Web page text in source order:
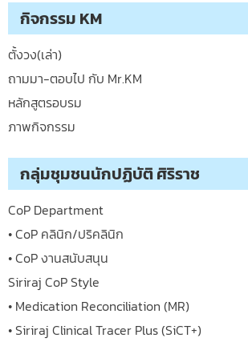
กิจกรรม KM
ตั้งวง(เล่า)
ถามมา-ตอบไป กับ Mr.KM
หลักสูตรอบรม
ภาพกิจกรรม
กลุ่มชุมชนนักปฏิบัติ ศิริราช
CoP Department
• CoP คลินิก/ปริคลินิก
• CoP งานสนับสนุน
Siriraj CoP Style
• Medication Reconciliation (MR)
• Siriraj Clinical Tracer Plus (SiCT+)